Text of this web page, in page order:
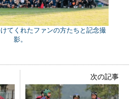
てくれたファンの方たちと記念撮
影。
次の記事